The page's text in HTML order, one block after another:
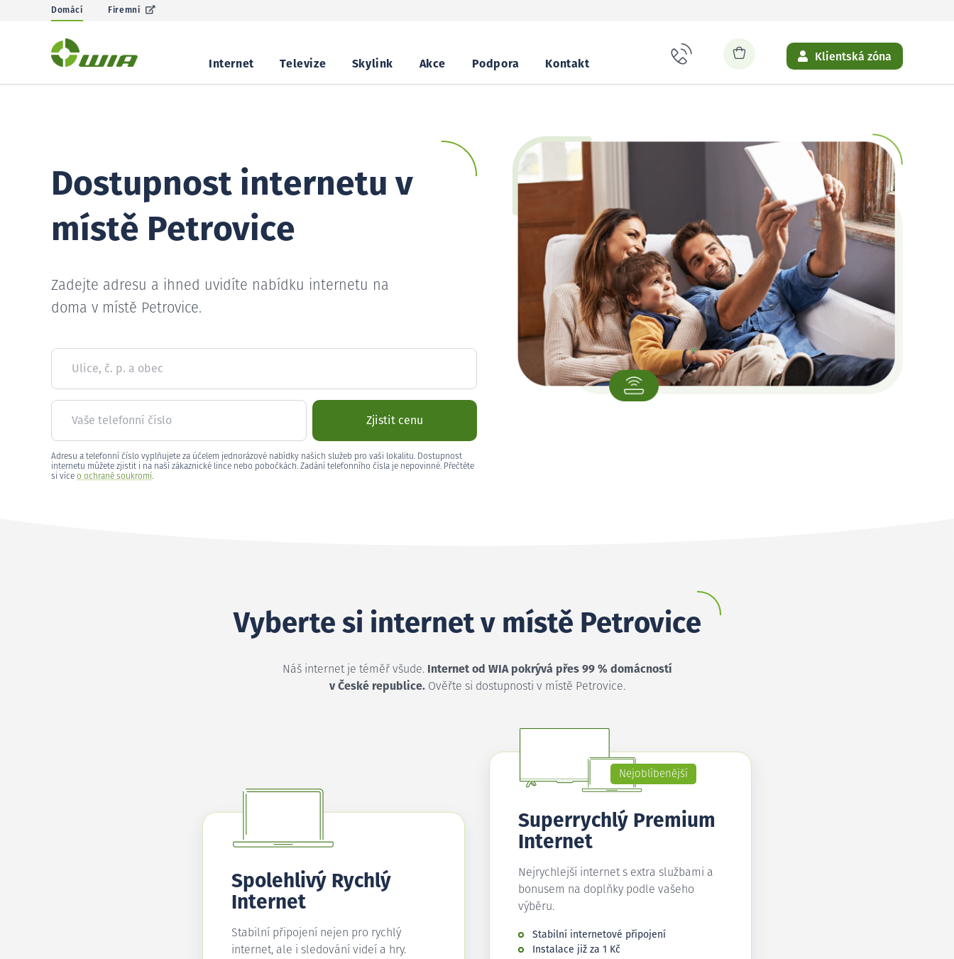
Domácí Firemní
Internet Televize Skylink Akce Podpora Kontakt
Klientská zóna
Dostupnost internetu v
místě Petrovice
Zadejte adresu a ihned uvidíte nabídku internetu na
doma v místě Petrovice.
Ulice, č. p. a obec
Vaše telefonní číslo Zjistit cenu
Adresu a telefonní číslo vyplňujete za účelem jednorázové nabídky našich služeb pro vaši lokalitu. Dostupnost
internetu můžete zjistit i na naší zákaznické lince nebo pobočkách. Zadání telefonního čísla je nepovinné. Přečtěte
si více o ochraně soukromí.
Vyberte si internet v místě Petrovice
Náš internet je téměř všude.
Internet od WIA pokrývá přes 99 % domácností
v České republice.Ověřte si dostupnosti v místě Petrovice.
Spolehlivý Rychlý
Internet
Stabilní připojení nejen pro rychlý
internet, ale i sledování videí a hry.
Nejoblíbenější
Superrychlý Premium
Internet
Nejrychlejší internet s extra službami a
bonusem na doplňky podle vašeho
výběru.
Stabilní internetové připojení
Instalace již za 1 Kč